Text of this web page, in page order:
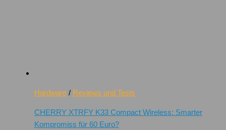
Hardware / Reviews und Tests
CHERRY XTRFY K33 Compact Wireless: Smarter
Kompromiss für 60 Euro?